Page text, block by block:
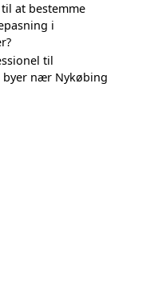
at bestemme
i
til
byer nær Nykøbing